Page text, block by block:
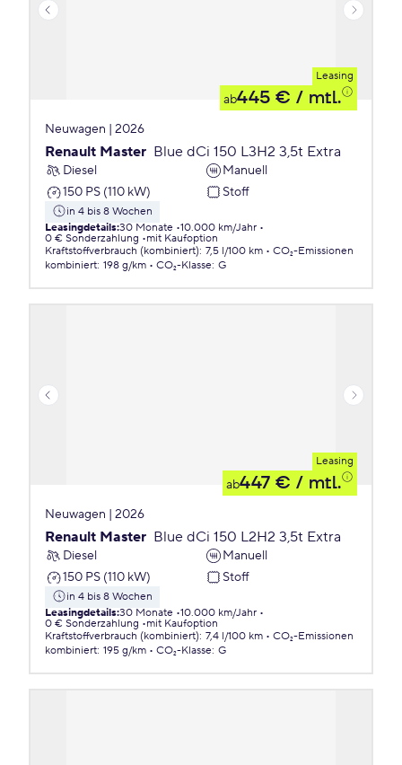
Leasing
ab445 € / mtl.
Neuwagen | 2026
Renault Master Blue dCi 150 L3H2 3,5t Extra
Diesel
Manuell
150 PS (110 kW)
Stoff
in 4 bis 8 Wochen
Leasingdetails:30 Monate 10.000 km/Jahr
0 € Sonderzahlung
mit Kaufoption
Kraftstoffverbrauch (kombiniert): 7,5 l/100 km
CO₂-Emissionen
kombiniert: 198 g/km CO₂-Klasse: G
Leasing
ab447 € / mtl.
Neuwagen | 2026
Renault Master Blue dCi 150 L2H2 3,5t Extra
Diesel
Manuell
150 PS (110 kW)
Stoff
in 4 bis 8 Wochen
Leasingdetails:30 Monate 10.000 km/Jahr
0 € Sonderzahlung
mit Kaufoption
Kraftstoffverbrauch (kombiniert): 7,4 l/100 km
CO₂-Emissionen
kombiniert: 195 g/km CO₂-Klasse: G